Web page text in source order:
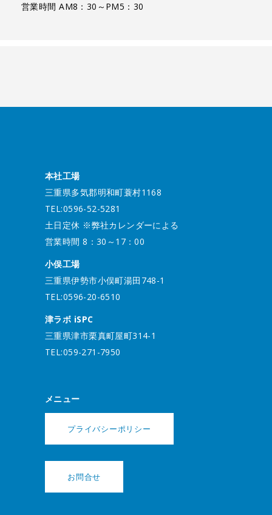
営業時間 AM8：30～PM5：30
本社工場
三重県多気郡明和町蓑村1168
TEL:0596-52-5281
土日定休 ※弊社カレンダーによる
営業時間 8：30～17：00
小俣工場
三重県伊勢市小俣町湯田748-1
TEL:0596-20-6510
津ラボ iSPC
三重県津市栗真町屋町314-1
TEL:059-271-7950
メニュー
プライバシーポリシー
お問合せ